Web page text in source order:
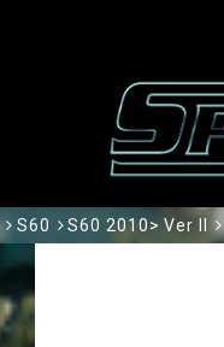
S60 S60 2010> Ver II